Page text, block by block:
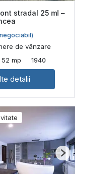
stradal 25 ml –
de vânzare
52 mp 1940
detalii
Next